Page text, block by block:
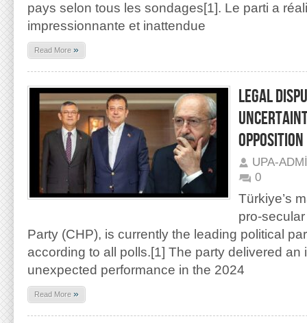
pays selon tous les sondages[1]. Le parti a
impressionnante et inattendue
Read More »
LEGAL
UPA-
0
Türkiye’s
pro-
Party (CHP), is currently the leading political
according to all polls.[1] The party delivered an
unexpected performance in the 2024
Read More »